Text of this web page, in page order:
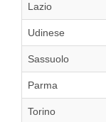
Lazio
Udinese
Sassuolo
Parma
Torino